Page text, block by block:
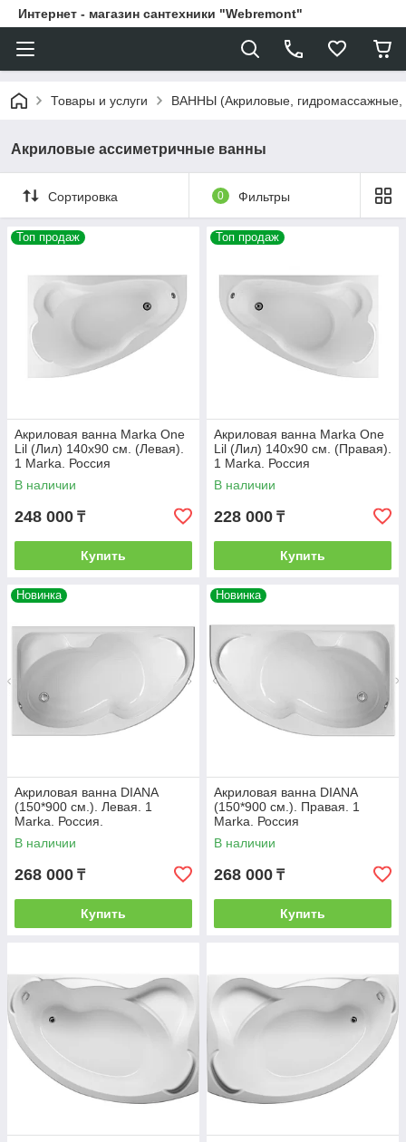
Интернет - магазин сантехники "Webremont"
Товары и услуги ВАННЫ (Акриловые,
Акриловые ассиметричные ванны
Сортировка 0 Фильтры
Топ продаж
Акриловая ванна Marka One
Lil (Лил) 140x90 см. (Левая).
1 Marka. Россия
В наличии
248 000 ₸
Купить
Топ продаж
Акриловая ванна Marka One
Lil (Лил) 140x90 см. (Правая).
1 Marka. Россия
В наличии
228 000 ₸
Купить
Новинка
Акриловая ванна DIANA
(150*900 см.). Левая. 1
Marka. Россия.
В наличии
268 000 ₸
Купить
Новинка
Акриловая ванна DIANA
(150*900 см.). Правая. 1
Marka. Россия
В наличии
268 000 ₸
Купить